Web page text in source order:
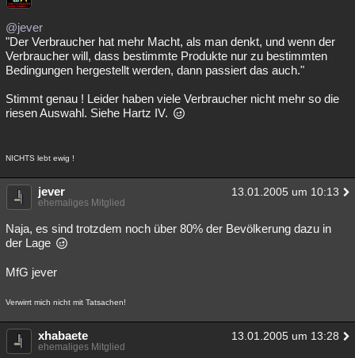
@jever
"Der Verbraucher hat mehr Macht, als man denkt, und wenn der
Verbraucher will, dass bestimmte Produkte nur zu bestimmten
Bedingungen hergestellt werden, dann passiert das auch."
Stimmt genau ! Leider haben viele Verbraucher nicht mehr so die
riesen Auswahl. Siehe Hartz IV.
NICHTS lebt ewig !
jever 13.01.2005 um 10:13
ehemaliges Mitglied
Naja, es sind trotzdem noch über 80% der Bevölkerung dazu in
der Lage
MfG jever
Verwirrt mich nicht mit Tatsachen!
xhabaete 13.01.2005 um 13:28
ehemaliges Mitglied